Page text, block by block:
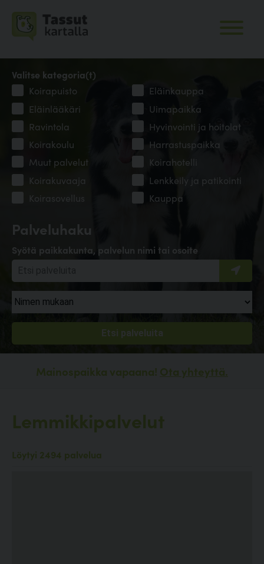
Palveluhaku
Syötä paikkakunta, palvelun nimi tai osoite
Valitse kategoria(t)
Koirapuisto
Eläinkauppa
Eläinlääkäri
Uimapaikka
Ravintola
Hyvinvointi ja hoitolat
Koirakoulu
Harrastuspaikka
Muut palvelut
Koirahotelli
Koirakuvaaja
Lenkkeily ja patikointi
Koirasovellus
Kauppa
Mainospaikka vapaana! Ota yhteyttä.
Lemmikkipalvelut
Löytyi 2494 palvelua